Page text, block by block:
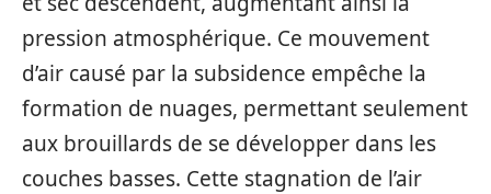
pression atmosphérique. Ce mouvement
d’air causé par la subsidence empêche la
formation de nuages, permettant seulement
aux brouillards de se développer dans les
couches basses. Cette stagnation de l’air